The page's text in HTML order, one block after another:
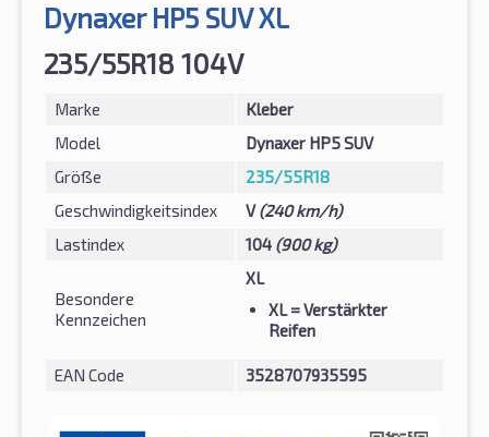
Dynaxer HP5 SUV XL
235/55R18 104V
Marke
Kleber
Model
Dynaxer HP5 SUV
Größe
235/55R18
Geschwindigkeitsindex
V(240 km/h)
Lastindex
104 (900 kg)
Besondere
Kennzeichen
XL
XL= Verstärkter
Reifen
EAN Code 3528707935595